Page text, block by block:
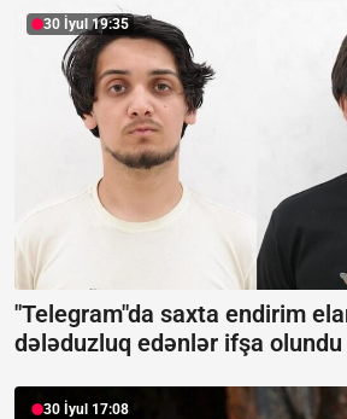
30 İyul 19:35
"Telegram"da saxta endirim
dələduzluq edənlər ifşa olundu
30 İyul 17:08